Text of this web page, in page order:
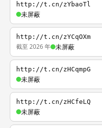
http://t.cn/zYbaoTl
未屏蔽
http://t.cn/zYCqOXm
截至 2026 年 未屏蔽
http://t.cn/zHCqmpG
未屏蔽
http://t.cn/zHCfeLQ
未屏蔽